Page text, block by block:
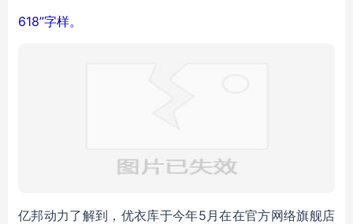
618”字样。
亿邦动力了解到，优衣库于今年5月在在官方网络旗舰店